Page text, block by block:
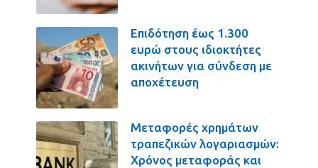
Επιδότηση έως 1.300
ευρώ στους ιδιοκτήτες
ακινήτων για σύνδεση με
αποχέτευση
Μεταφορές χρημάτων
τραπεζικών λογαριασμών:
Χρόνος μεταφοράς και